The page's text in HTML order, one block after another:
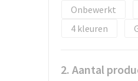
Onbewerkt
4
2. Aantal